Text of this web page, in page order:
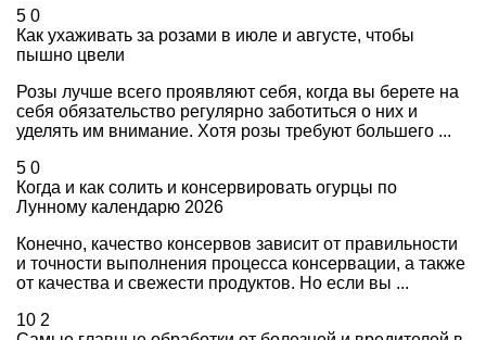
5 0
Как ухаживать за розами в июле и августе, чтобы
пышно цвели
Розы лучше всего проявляют себя, когда вы берете на
себя обязательство регулярно заботиться о них и
уделять им внимание. Хотя розы требуют большего ...
5 0
Когда и как солить и консервировать огурцы по
Лунному календарю 2026
Конечно, качество консервов зависит от правильности
и точности выполнения процесса консервации, а также
от качества и свежести продуктов. Но если вы ...
10 2